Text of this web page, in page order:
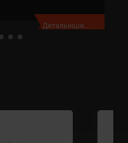
Детальніше...